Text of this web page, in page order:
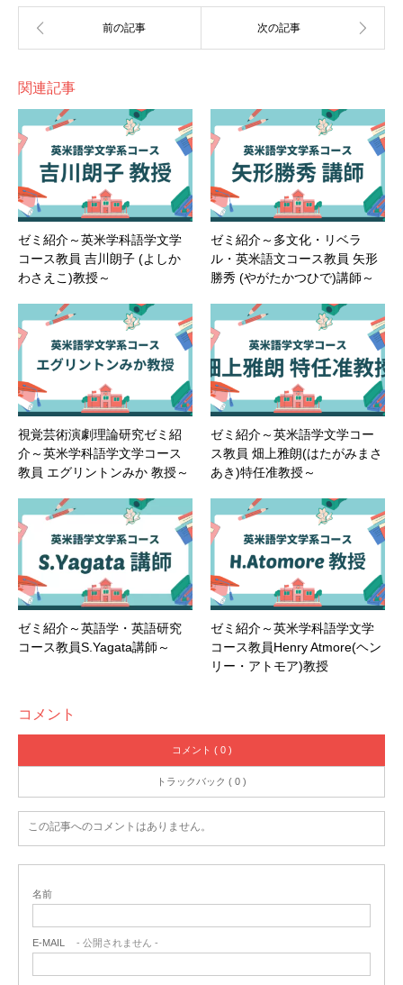
関連記事
ゼミ紹介～英米学科語学文学
コース教員 吉川朗子 (よしか
わさえこ)教授～
ゼミ紹介～多文化・リベラ
ル・英米語文コース教員 矢形
勝秀 (やがたかつひで)講師～
視覚芸術演劇理論研究ゼミ紹
介～英米学科語学文学コース
教員 エグリントンみか 教授～
ゼミ紹介～英米語学文学コー
ス教員 畑上雅朗(はたがみまさ
あき)特任准教授～
ゼミ紹介～英語学・英語研究
コース教員S.Yagata講師～
ゼミ紹介～英米学科語学文学
コース教員Henry Atmore(ヘン
リー・アトモア)教授
コメント
コメント ( 0 )
トラックバック ( 0 )
この記事へのコメントはありません。
名前
E-MAIL - 公開されません -